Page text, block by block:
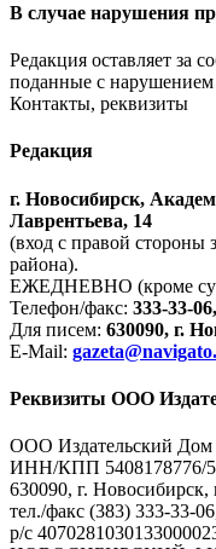
В случае нарушения
Редакция оставляет за
поданные с нарушением
Контакты, реквизиты
Редакция
г. Новосибирск,
Лаврентьева, 14
(вход с правой стороны
района).
ЕЖЕДНЕВНО (кроме
Телефон/факс: 333-33-
Для писем: 630090, г.
E-Mail:
Реквизиты ООО
ООО Издательский
ИНН/КПП 5408178776/
630090, г. Новосибирск,
тел./факс (383) 333-33-
р/с